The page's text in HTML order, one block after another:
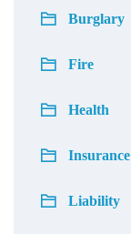
Burglary
Fire
Health
Insurance
Liability